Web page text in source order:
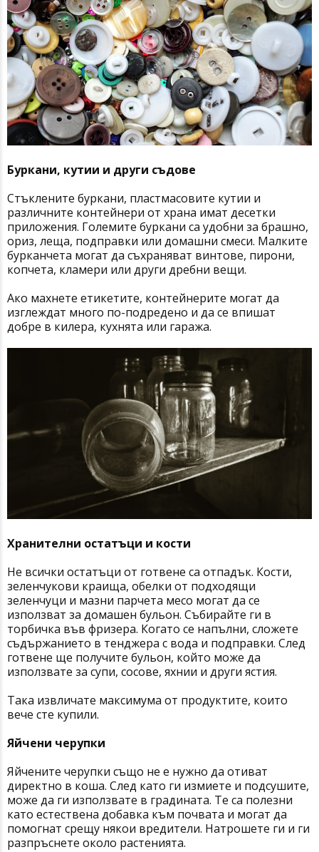
Буркани, кутии и други съдове
Стъклените буркани, пластмасовите кутии и
различните контейнери от храна имат десетки
приложения. Големите буркани са удобни за брашно,
ориз, леща, подправки или домашни смеси. Малките
бурканчета могат да съхраняват винтове, пирони,
копчета, кламери или други дребни вещи.
Ако махнете етикетите, контейнерите могат да
изглеждат много по-подредено и да се впишат
добре в килера, кухнята или гаража.
Хранителни остатъци и кости
Не всички остатъци от готвене са отпадък. Кости,
зеленчукови краища, обелки от подходящи
зеленчуци и мазни парчета месо могат да се
използват за домашен бульон. Събирайте ги в
торбичка във фризера. Когато се напълни, сложете
съдържанието в тенджера с вода и подправки. След
готвене ще получите бульон, който може да
използвате за супи, сосове, яхнии и други ястия.
Така извличате максимума от продуктите, които
вече сте купили.
Яйчени черупки
Яйчените черупки също не е нужно да отиват
директно в коша. След като ги измиете и подсушите,
може да ги използвате в градината. Те са полезни
като естествена добавка към почвата и могат да
помогнат срещу някои вредители. Натрошете ги и ги
разпръснете около растенията.